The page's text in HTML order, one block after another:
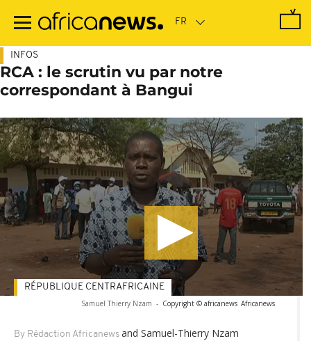
contenu
INFOS
RCA : le scrutin vu par notre
correspondant à Bangui
Samuel Thierry Nzam - Copyright © africanews Africanews
By Rédaction Africanews and Samuel-Thierry Nzam
RÉPUBLIQUE CENTRAFRICAINE